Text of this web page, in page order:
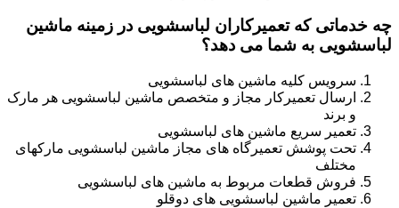
چه خدماتی که تعمیرکاران لباسشویی در زمینه ماشین
لباسشویی به شما می دهد؟
سرویس کلیه ماشین های لباسشویی
ارسال تعمیرکار مجاز و متخصص ماشین لباسشویی هر مارک
و برند
تعمیر سریع ماشین های لباسشویی
تحت پوشش تعمیرگاه های مجاز ماشین لباسشویی مارکهای
مختلف
فروش قطعات مربوط به ماشین های لباسشویی
تعمیر ماشین لباسشویی های دوقلو